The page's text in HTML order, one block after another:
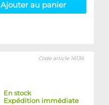
Ajouter au panier
Code article 16136
En stock
Expédition immédiate